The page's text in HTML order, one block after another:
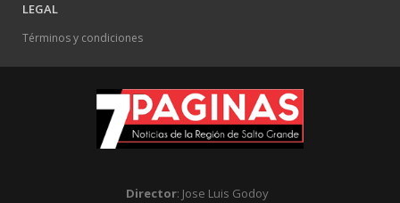
LEGAL
Términos y condiciones
Director: Jose Luis Godoy